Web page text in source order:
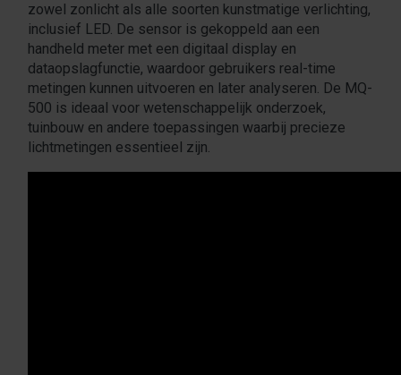
zowel zonlicht als alle soorten kunstmatige verlichting,
inclusief LED. De sensor is gekoppeld aan een
handheld meter met een digitaal display en
dataopslagfunctie, waardoor gebruikers real-time
metingen kunnen uitvoeren en later analyseren. De MQ-
500 is ideaal voor wetenschappelijk onderzoek,
tuinbouw en andere toepassingen waarbij precieze
lichtmetingen essentieel zijn.